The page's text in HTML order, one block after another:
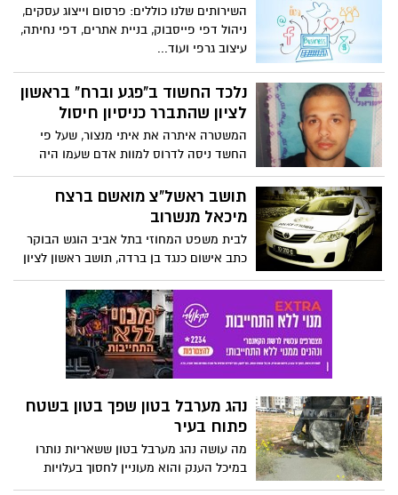
השירותים שלנו כוללים: פרסום וייצוג עסקים,
ניהול דפי פייסבוק, בניית אתרים, דפי נחיתה,
עיצוב גרפי ועוד...
נלכד החשוד ב"פגע וברח" בראשון
לציון שהתברר כניסיון חיסול
המשטרה איתרה את איתי מנצור, שעל פי
החשד ניסה לדרוס למוות אדם שעמו היה
מצוי בסכסוך, בדירת מסתור במושב בשפלה.
מנצור, שלאחר האירוע הוכרז עבריין נמלט,
יובא היום לדיון בהארכת מעצרו
תושב ראשל"צ מואשם ברצח
מיכאל מנשרוב
לבית משפט המחוזי בתל אביב הוגש הבוקר
כתב אישום כנגד בן ברדה, תושב ראשון לציון
בן 24 ורועי אשתר, תושב בת-ים בן 22, בגין
רצח מיכאל מנשרוב בחודש נובמבר 2011.
נהג מערבל בטון שפך בטון בשטח
פתוח בעיר
מה עושה נהג מערבל בטון ששאריות נותרו
במיכל הענק והוא מעוניין לחסוך בעלויות
ההובלה וההטמנה? שופך אותן בשטח פתוח